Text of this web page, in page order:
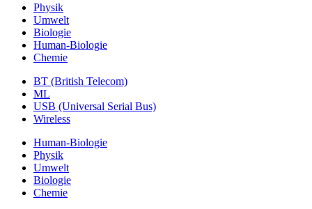
Physik
Umwelt
Biologie
Human-Biologie
Chemie
BT (British Telecom)
ML
USB (Universal Serial Bus)
Wireless
Human-Biologie
Physik
Umwelt
Biologie
Chemie